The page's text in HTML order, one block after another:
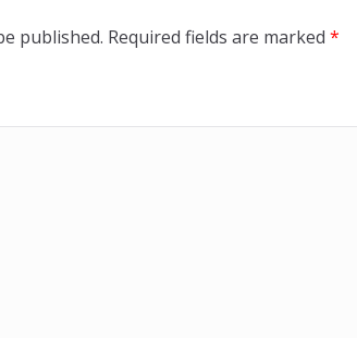
published. Required fields are marked *